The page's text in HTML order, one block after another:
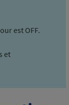
est OFF.
et